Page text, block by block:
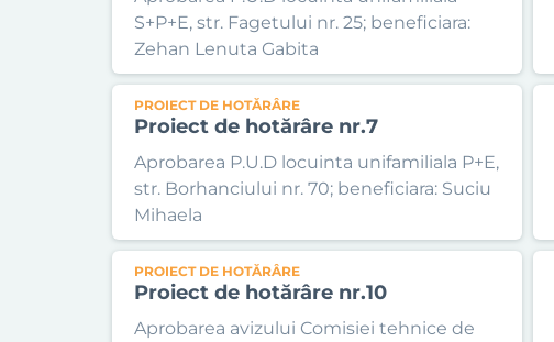
S+P+E, str. Fagetului nr. 25; beneficiara:
Zehan Lenuta Gabita
PROIECT DE HOTĂRÂRE
Proiect de hotărâre nr.7
Aprobarea P.U.D locuinta unifamiliala P+E,
str. Borhanciului nr. 70; beneficiara: Suciu
Mihaela
PROIECT DE HOTĂRÂRE
Proiect de hotărâre nr.10
Aprobarea avizului Comisiei tehnice de